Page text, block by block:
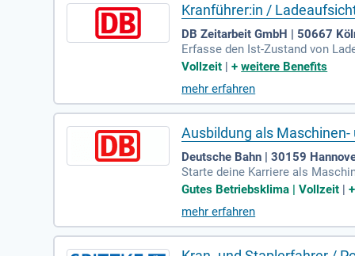
Kranführer:in /
DB Zeitarbeit GmbH | 50667
Erfasse den Ist-Zustand von
nd unterstützende Geräte,
Vollzeit |+weitere Benefits
mehr erfahren
Ausbildung als
Deutsche Bahn | 30159
Starte deine Karriere als
ir eine 2-jährige Ausbildung mit
he der Berufsschule in
erfolgreich zu meistern. Der
Gutes Betriebsklima | Vollzeit |
mehr erfahren